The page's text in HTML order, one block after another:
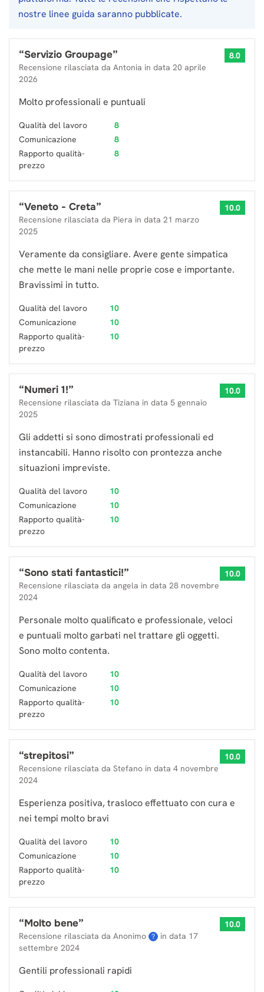
nostre linee guida saranno pubblicate.
“Servizio Groupage”
Recensione rilasciata da Antonia in data 20 aprile
2026
8.0
Molto professionali e puntuali
Qualità del lavoro
8
Comunicazione
8
Rapporto qualità-
prezzo
8
“Veneto - Creta”
Recensione rilasciata da Piera in data 21 marzo
2025
10.0
Veramente da consigliare. Avere gente simpatica
che mette le mani nelle proprie cose e importante.
Bravissimi in tutto.
Qualità del lavoro
10
Comunicazione
10
Rapporto qualità-
prezzo
10
“Numeri 1!”
Recensione rilasciata da Tiziana in data 5 gennaio
2025
10.0
Gli addetti si sono dimostrati professionali ed
instancabili. Hanno risolto con prontezza anche
situazioni impreviste.
Qualità del lavoro
10
Comunicazione
10
Rapporto qualità-
prezzo
10
“Sono stati fantastici!”
Recensione rilasciata da angela in data 28 novembre
2024
10.0
Personale molto qualificato e professionale, veloci
e puntuali molto garbati nel trattare gli oggetti.
Sono molto contenta.
Qualità del lavoro
10
Comunicazione
10
Rapporto qualità-
prezzo
10
“strepitosi”
Recensione rilasciata da Stefano in data 4 novembre
2024
10.0
Esperienza positiva, trasloco effettuato con cura e
nei tempi molto bravi
Qualità del lavoro
10
Comunicazione
10
Rapporto qualità-
prezzo
10
“Molto bene”
Recensione rilasciata da Anonimo ? in data 17
settembre 2024
10.0
Gentili professionali rapidi